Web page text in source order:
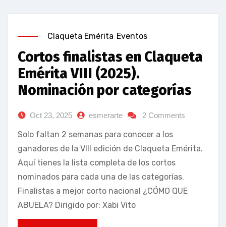
Claqueta Emérita Eventos
Cortos finalistas en Claqueta
Emérita VIII (2025).
Nominación por categorías
Oct 23, 2025 esmerarte 2 Comments
Solo faltan 2 semanas para conocer a los
ganadores de la VIII edición de Claqueta Emérita.
Aquí tienes la lista completa de los cortos
nominados para cada una de las categorías.
Finalistas a mejor corto nacional ¿CÓMO QUE
ABUELA? Dirigido por: Xabi Vito